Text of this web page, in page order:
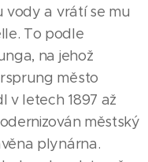
vody a vrátí se mu
To podle
na jehož
město
v letech 1897 až
městský
plynárna.